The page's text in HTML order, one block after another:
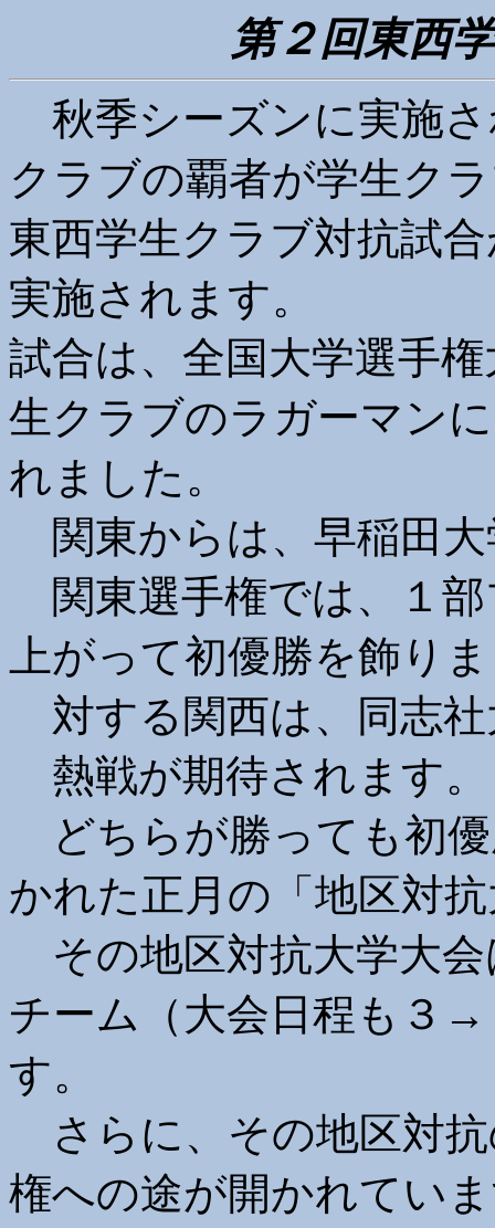
第２回東西
秋季シーズンに実施
クラブの覇者が学生ク
東西学生クラブ対抗試
実施されます。
試合は、全国大学選手
生クラブのラガーマン
れました。
関東からは、早稲田
関東選手権では、１
上がって初優勝を飾り
対する関西は、同志社
熱戦が期待されます。
どちらが勝っても初
かれた正月の「地区対
その地区対抗大学大
チーム（大会日程も３
す。
さらに、その地区対
権への途が開かれてい